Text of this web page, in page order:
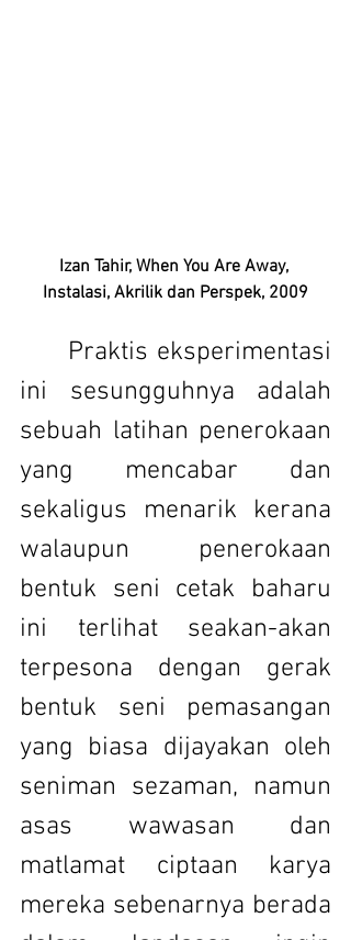
Izan Tahir, When You Are Away,
Instalasi, Akrilik dan Perspek, 2009
ini sesungguhnya adalah
sebuah latihan penerokaan
yang mencabar dan
sekaligus menarik kerana
walaupun penerokaan
bentuk seni cetak baharu
ini terlihat seakan-akan
terpesona dengan gerak
bentuk seni pemasangan
yang biasa dijayakan oleh
seniman sezaman, namun
asas wawasan dan
matlamat ciptaan karya
mereka sebenarnya berada